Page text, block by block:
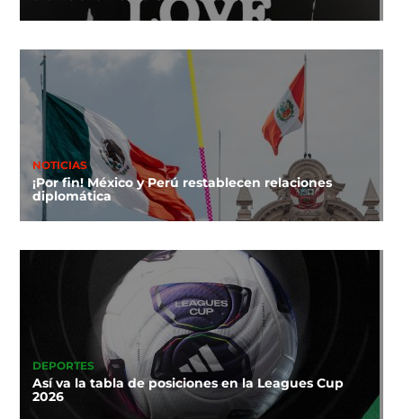
NOTICIAS
¡Por fin! México y Perú restablecen relaciones
diplomática
DEPORTES
Así va la tabla de posiciones en la Leagues Cup
2026